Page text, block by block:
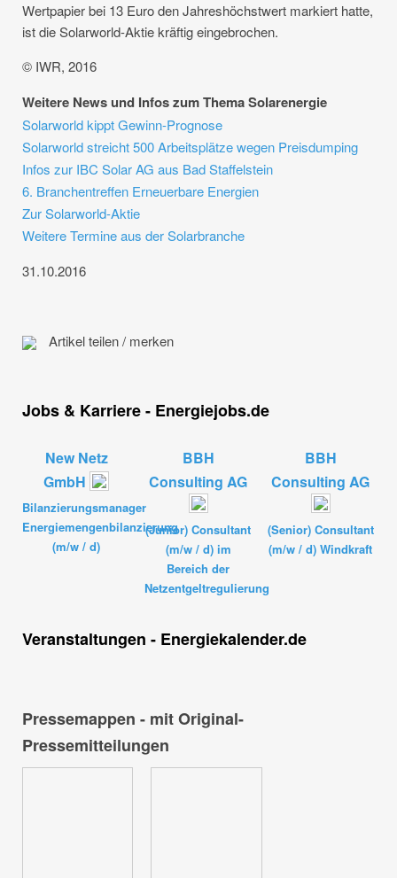
Wertpapier bei 13 Euro den Jahreshöchstwert markiert hatte,
ist die Solarworld-Aktie kräftig eingebrochen.
© IWR, 2016
Weitere News und Infos zum Thema Solarenergie
Solarworld kippt Gewinn-Prognose
Solarworld streicht 500 Arbeitsplätze wegen Preisdumping
Infos zur IBC Solar AG aus Bad Staffelstein
6. Branchentreffen Erneuerbare Energien
Zur Solarworld-Aktie
Weitere Termine aus der Solarbranche
31.10.2016
Artikel teilen / merken
Jobs & Karriere - Energiejobs.de
New Netz
GmbH
Bilanzierungsmanager
Energiemengenbilanzierung
(m/w / d)
BBH
Consulting AG
(Junior) Consultant
(m/w / d) im
Bereich der
Netzentgeltregulierung
BBH
Consulting AG
(Senior) Consultant
(m/w / d) Windkraft
Veranstaltungen - Energiekalender.de
Pressemappen - mit Original-
Pressemitteilungen